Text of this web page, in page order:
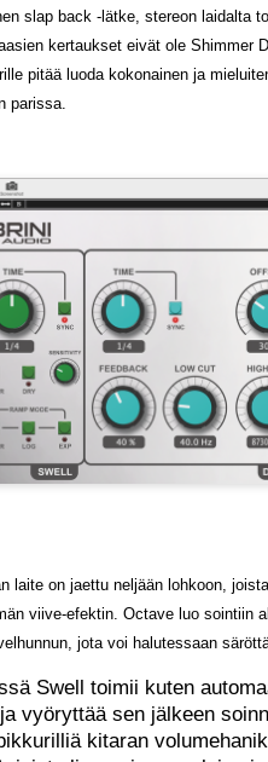
slap back -lätke, stereon laidalta
kertaukset eivät ole Shimmer
pitää luoda kokonainen ja
parissa.
laite on jaettu neljään lohkoon,
viive-efektin. Octave luo sointiin
jota voi halutessaan
Swell toimii kuten
vyöryttää sen jälkeen
kitaran